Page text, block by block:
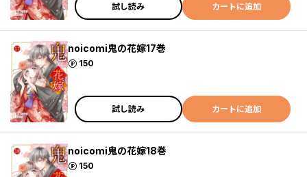
試し読み カートに追加
noicomi鬼の花嫁17巻
150
ポイント
試し読み カートに追加
noicomi鬼の花嫁18巻
150
ポイント